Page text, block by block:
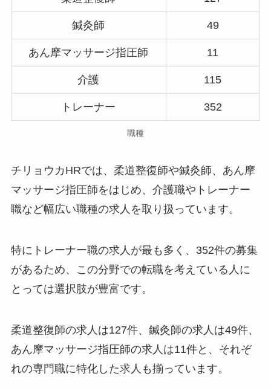
鍼灸師 49
あん摩マッサージ指圧師 11
介護 115
トレーナー 352
職種
チリョウカHRでは、柔道整復師や鍼灸師、あん摩
マッサージ指圧師をはじめ、介護職やトレーナー
職など幅広い職種の求人を取り扱っています。
特にトレーナー職の求人が最も多く、352件の募集
があるため、この分野での転職を考えている人に
とっては選択肢が豊富です。
柔道整復師の求人は127件、鍼灸師の求人は49件、
あん摩マッサージ指圧師の求人は11件と、それぞ
れの専門職に特化した求人も揃っています。